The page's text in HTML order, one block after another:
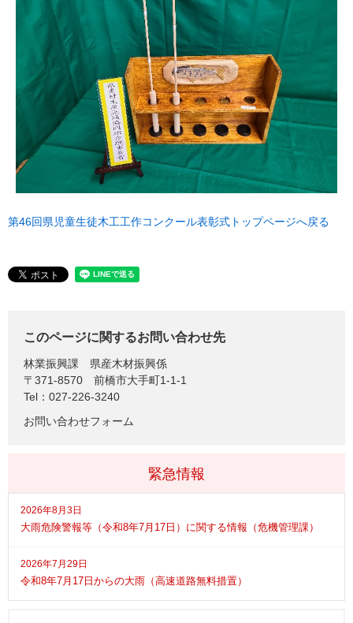
第46回県児童生徒木工工作コンクール表彰式トップページへ戻る
このページに関するお問い合わせ先
林業振興課
県産木材振興係
〒371-8570
前橋市大手町1-1-1
Tel：027-226-3240
お問い合わせフォーム
緊急情報
2026年8月3日
大雨危険警報等（令和8年7月17日）に関する情報（危機管理課）
2026年7月29日
令和8年7月17日からの大雨（高速道路無料措置）